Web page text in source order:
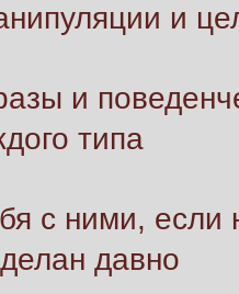
и
и
типа
с ними, если
давно